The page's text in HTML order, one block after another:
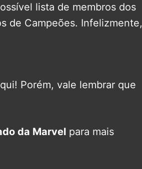
lista de membros dos
de Campeões. Infelizmente,
Porém, vale lembrar que
da Marvel para mais